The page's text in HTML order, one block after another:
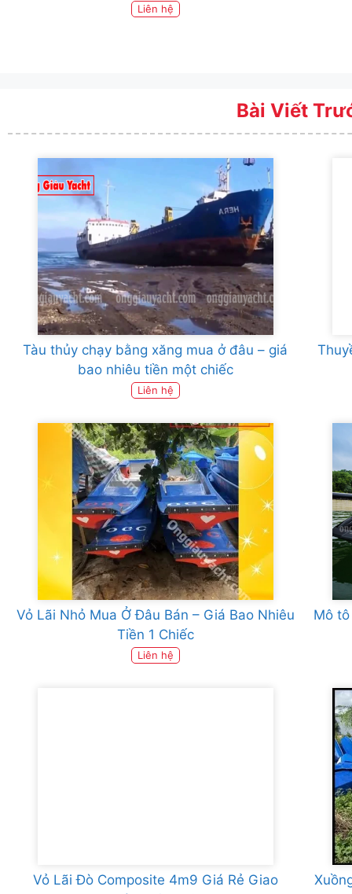
Liên hệ
Bài Viết
Tàu thủy chạy bằng xăng mua ở đâu – giá
bao nhiêu tiền một chiếc
Liên hệ
Vỏ Lãi Nhỏ Mua Ở Đâu Bán – Giá Bao Nhiêu
Tiền 1 Chiếc
Liên hệ
Mô
Vỏ Lãi Đò Composite 4m9 Giá Rẻ Giao